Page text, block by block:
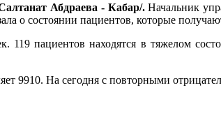
Абдраева - Кабар/.Начальник
о состоянии пациентов, которые
пациентов находятся в тяжелом
9910. На сегодня с повторными